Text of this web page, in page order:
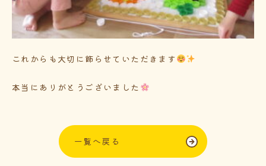
これからも大切に飾らせていただきます
本当にありがとうございました
一覧へ戻る